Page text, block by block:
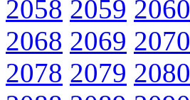
2058 2059 2060
2068 2069 2070
2078 2079 2080